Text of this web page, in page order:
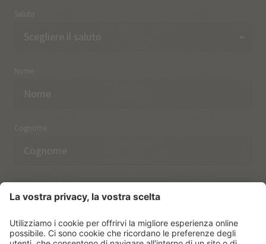
Saluto
Nome
Cognome
Indirizzo email